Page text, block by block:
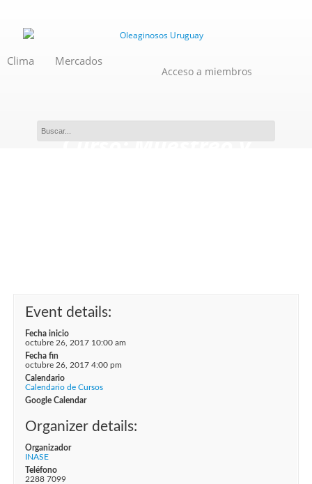
Clima Mercados
Acceso a miembros
Curso: Muestreo y
Event details:
Fecha inicio
octubre 26, 2017 10:00 am
Fecha fin
octubre 26, 2017 4:00 pm
Calendario
Calendario de Cursos
Google Calendar
Organizer details:
Organizador
INASE
Teléfono
2288 7099